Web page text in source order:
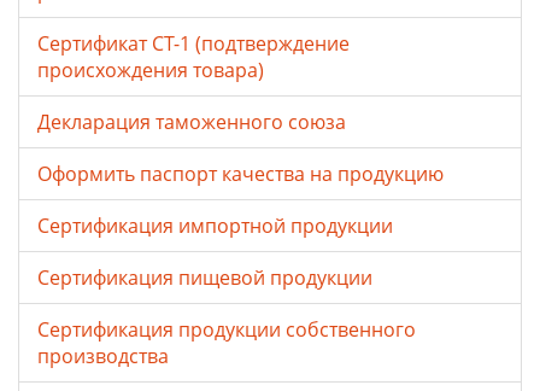
Сертификат СТ-1 (подтверждение
происхождения товара)
Декларация таможенного союза
Оформить паспорт качества на продукцию
Сертификация импортной продукции
Сертификация пищевой продукции
Сертификация продукции собственного
производства